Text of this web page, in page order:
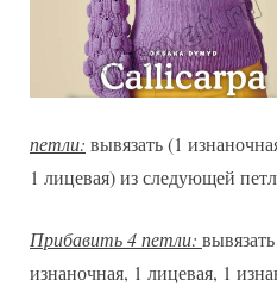
петли: вывязать (1
1 лицевая) из следующей
Прибавить 4 петли:
изнаночная, 1 лицевая, 1